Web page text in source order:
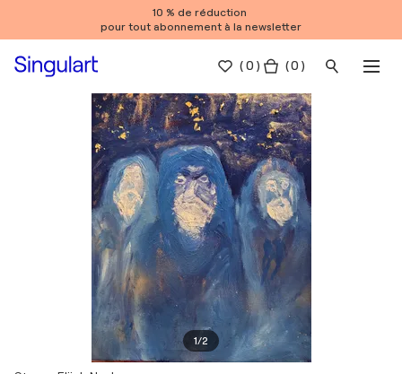
10 % de réduction
pour tout abonnement à la newsletter
(0 ) ( 0 )
1/2